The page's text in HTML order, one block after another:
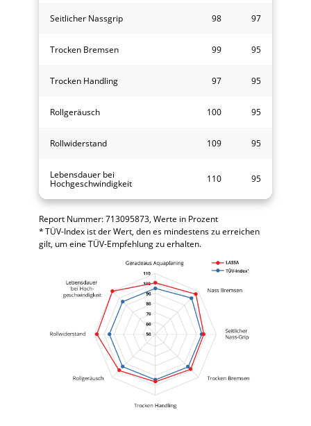
Seitlicher Nassgrip 98 97
Trocken Bremsen 99 95
Trocken Handling 97 95
Rollgeräusch 100 95
Rollwiderstand 109 95
Lebensdauer bei
Hochgeschwindigkeit 110 95
Report Nummer: 713095873, Werte in Prozent
* TÜV-Index ist der Wert, den es mindestens zu erreichen
gilt, um eine TÜV-Empfehlung zu erhalten.